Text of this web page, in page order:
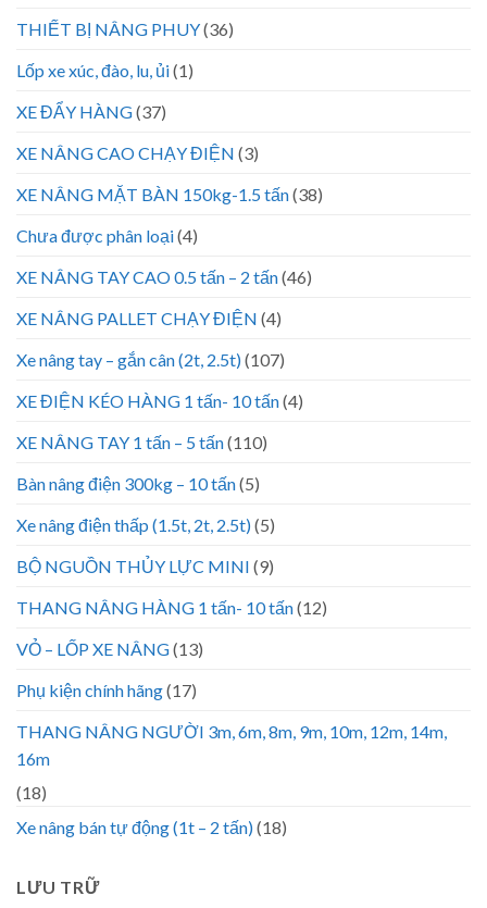
THIẾT BỊ NÂNG PHUY(36)
Lốp xe xúc, đào, lu, ủi(1)
XE ĐẨY HÀNG(37)
XE NÂNG CAO CHẠY ĐIỆN (3)
XE NÂNG MẶT BÀN 150kg-1.5 tấn(38)
Chưa được phân loại(4)
XE NÂNG TAY CAO 0.5 tấn – 2 tấn(46)
XE NÂNG PALLET CHẠY ĐIỆN (4)
Xe nâng tay – gắn cân (2t, 2.5t)(107)
XE ĐIỆN KÉO HÀNG 1 tấn- 10 tấn(4)
XE NÂNG TAY 1 tấn – 5 tấn(110)
Bàn nâng điện 300kg – 10 tấn(5)
Xe nâng điện thấp (1.5t, 2t, 2.5t)(5)
BỘ NGUỒN THỦY LỰC MINI (9)
THANG NÂNG HÀNG 1 tấn- 10 tấn(12)
VỎ – LỐP XE NÂNG(13)
Phụ kiện chính hãng(17)
THANG NÂNG NGƯỜI 3m, 6m, 8m, 9m, 10m, 12m, 14m,
16m
(18)
Xe nâng bán tự động (1t – 2 tấn)(18)
LƯU TRỮ